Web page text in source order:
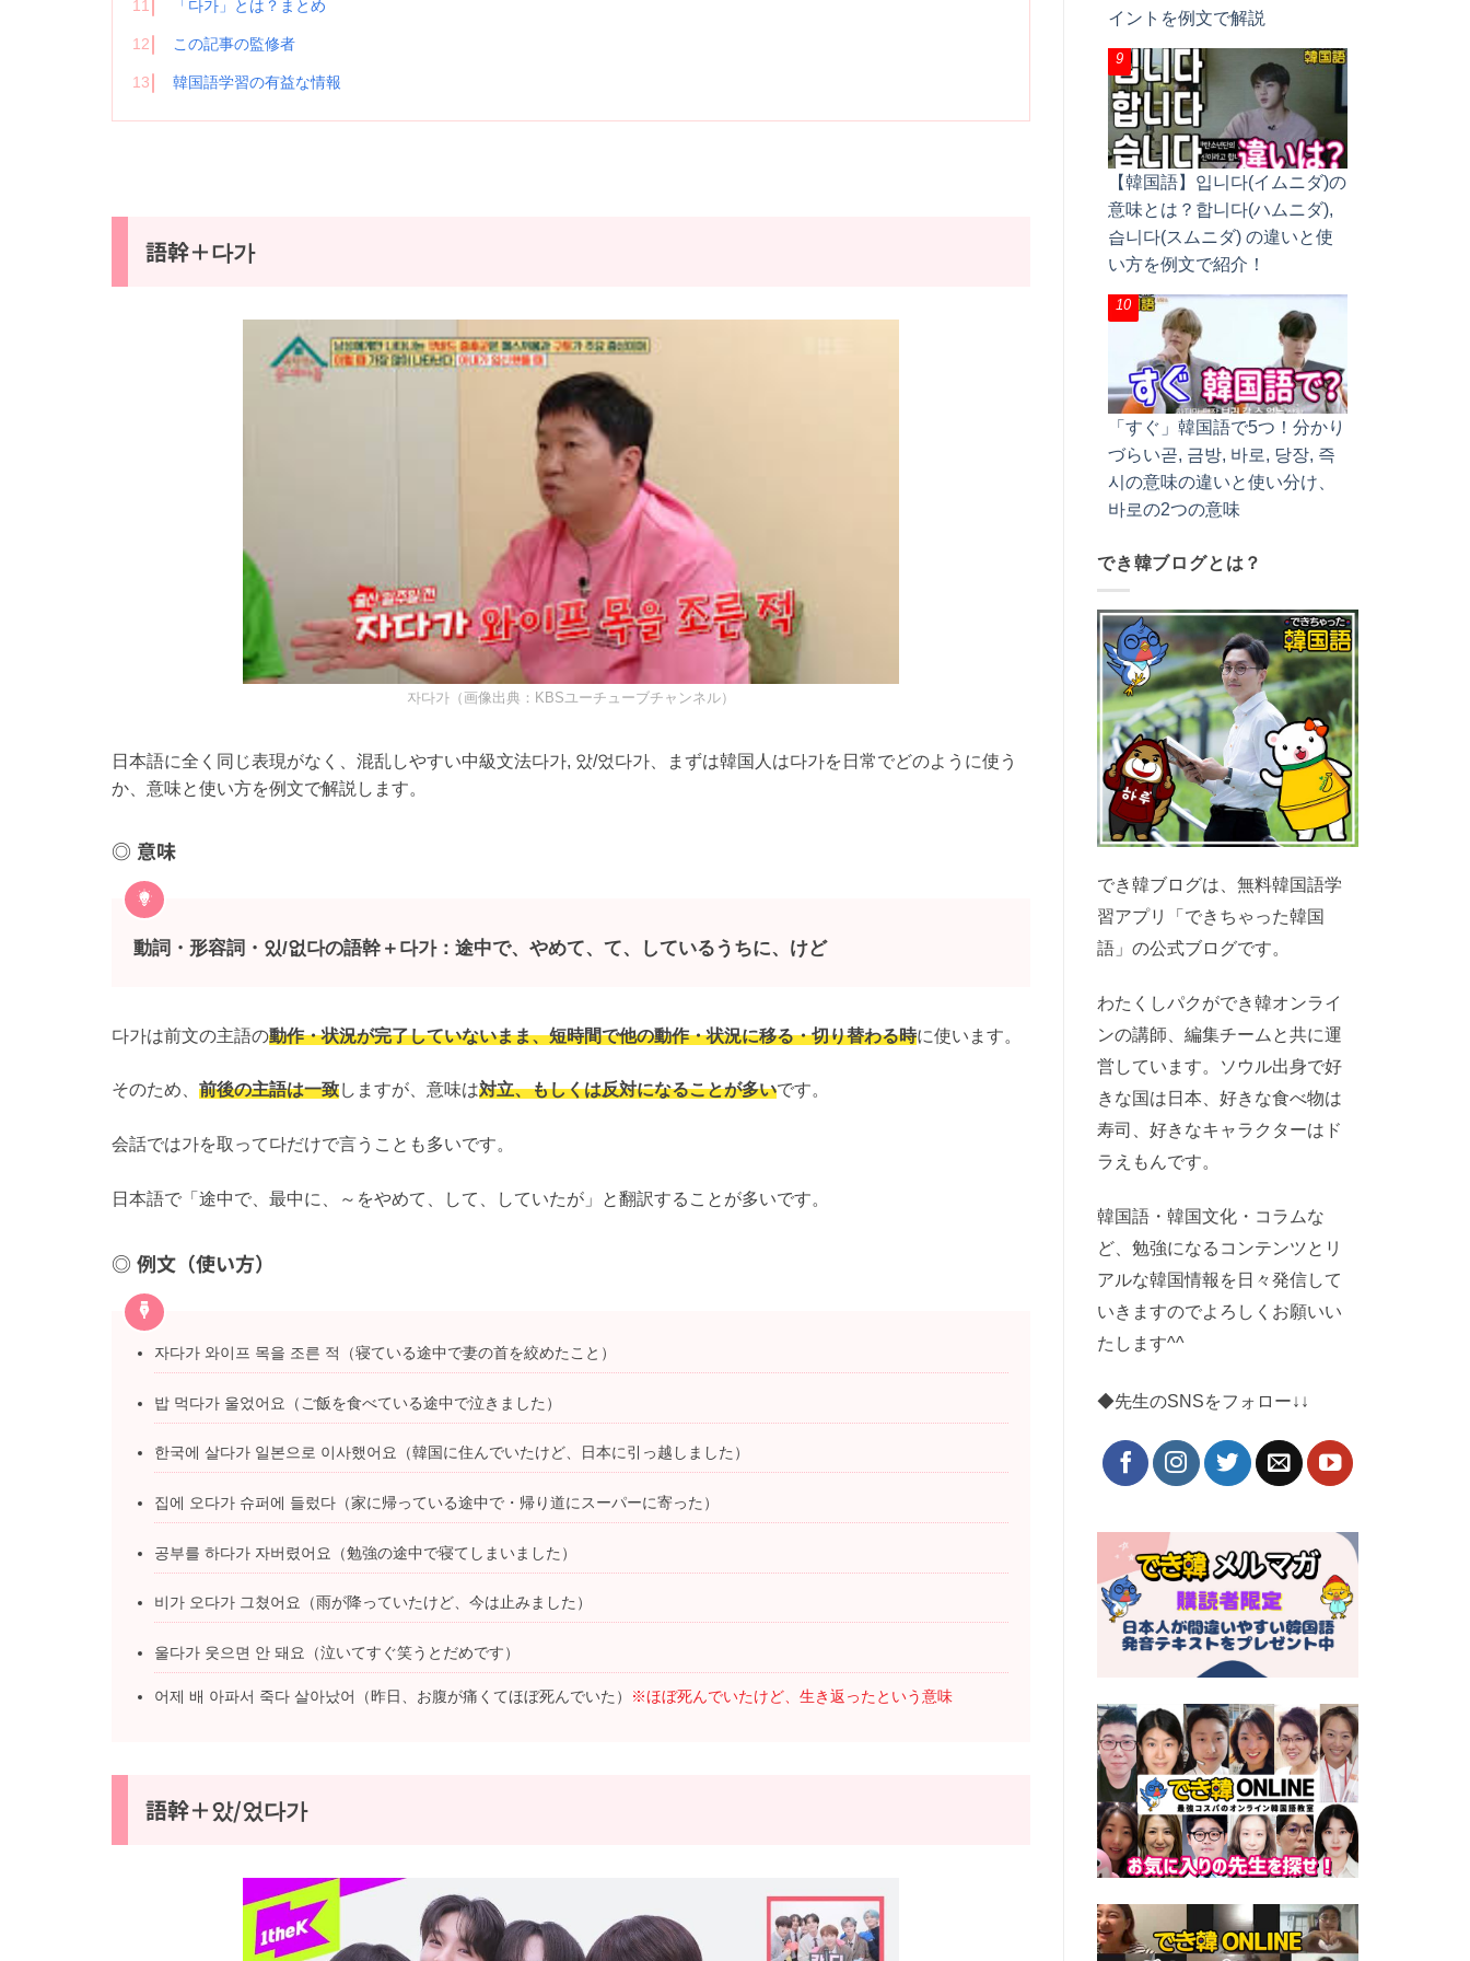
11 「다가」とは？まとめ
12 この記事の監修者
13 韓国語学習の有益な情報
語幹＋다가
자다가（画像出典：KBSユーチューブチャンネル）
日本語に全く同じ表現がなく、混乱しやすい中級文法다가, 았/었다가、まずは韓国人は다가を日常でどのように使う
か、意味と使い方を例文で解説します。
意味
動詞・形容詞・있/없다の語幹＋다가：途中で、やめて、て、しているうちに、けど
다가は前文の主語の動作・状況が完了していないまま、短時間で他の動作・状況に移る・切り替わる時に使います。
そのため、 前後の主語は一致しますが、意味は対立、もしくは反対になることが多いです。
会話では가を取って다だけで言うことも多いです。
日本語で「途中で、最中に、～をやめて、して、していたが」と翻訳することが多いです。
例文（使い方）
자다가 와이프 목을 조른 적（寝ている途中で妻の首を絞めたこと）
밥 먹다가 울었어요（ご飯を食べている途中で泣きました）
한국에 살다가 일본으로 이사했어요（韓国に住んでいたけど、日本に引っ越しました）
집에 오다가 슈퍼에 들렀다（家に帰っている途中で・帰り道にスーパーに寄った）
공부를 하다가 자버렸어요（勉強の途中で寝てしまいました）
비가 오다가 그쳤어요（雨が降っていたけど、今は止みました）
울다가 웃으면 안 돼요（泣いてすぐ笑うとだめです）
어제 배 아파서 죽다 살아났어（昨日、お腹が痛くてほぼ死んでいた） ※ほぼ死んでいたけど、生き返ったという意味
語幹＋았/었다가
イントを例文で解説
【韓国語】입니다(イムニダ)の
意味とは？합니다(ハムニダ),
습니다(スムニダ) の違いと使
い方を例文で紹介！
「すぐ」韓国語で5つ！分かり
づらい곧, 금방, 바로, 당장, 즉
시の意味の違いと使い分け、
바로の2つの意味
でき韓ブログとは？
でき韓ブログは、無料韓国語学
習アプリ「できちゃった韓国
語」の公式ブログです。
わたくしパクができ韓オンライ
ンの講師、編集チームと共に運
営しています。ソウル出身で好
きな国は日本、好きな食べ物は
寿司、好きなキャラクターはド
ラえもんです。
韓国語・韓国文化・コラムな
ど、勉強になるコンテンツとリ
アルな韓国情報を日々発信して
いきますのでよろしくお願いい
たします^^
◆先生のSNSをフォロー↓↓